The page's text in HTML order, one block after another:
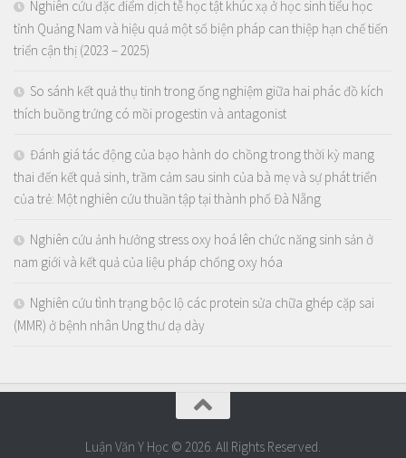
Nghiên cứu đặc điểm dịch tễ học tật khúc xạ ở học sinh tiểu học
tỉnh Quảng Nam và hiệu quả một số biện pháp can thiệp hạn chế tiến
triển cận thị (2023 – 2025)
So sánh kết quả thụ tinh trong ống nghiệm giữa hai phác đồ kích
thích buồng trứng có mồi progestin và antagonist
Đánh giá tác động của bạo hành do chồng trong thời kỳ mang
thai đến kết quả sinh, trầm cảm sau sinh của bà mẹ và sự phát triển
của trẻ: Một nghiên cứu thuần tập tại thành phố Đà Nẵng
Nghiên cứu ảnh hưởng stress oxy hoá lên chức năng sinh sản ở
nam giới và kết quả của liệu pháp chống oxy hóa
Nghiên cứu tình trạng bộc lộ các protein sửa chữa ghép cặp sai
(MMR) ở bệnh nhân Ung thư dạ dày
Luận Văn Y Học © 2026. All Rights Reserved.